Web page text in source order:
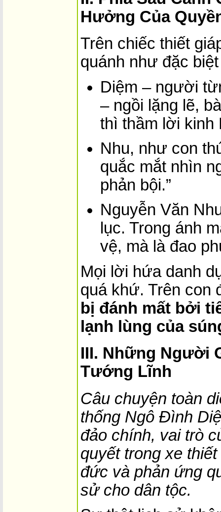
Hưởng Của
Trên chiếc thiết
quánh như đặc
Diệm – người
– ngồi lặng lẽ,
thì thầm lời kinh
Nhu, như con
quắc mắt nhìn
phản bội.”
Nguyễn Văn
lục. Trong ánh
vệ, mà là đao
Mọi lời hứa danh
quá khứ. Trên con
bị đánh mất bởi
lạnh lùng của
III. Những Người
Tướng Lĩnh
Câu chuyện toàn
thống Ngô Đình
đảo chính, vai trò
quyết trong xe
đức và phản ứng
sử cho dân tộc.